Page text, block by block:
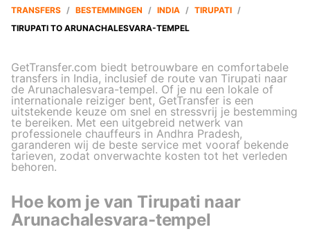
TRANSFERS / BESTEMMINGEN / INDIA / TIRUPATI /
TIRUPATI TO ARUNACHALESVARA-TEMPEL
GetTransfer.com biedt betrouwbare en comfortabele
transfers in India, inclusief de route van Tirupati naar
de Arunachalesvara-tempel. Of je nu een lokale of
internationale reiziger bent, GetTransfer is een
uitstekende keuze om snel en stressvrij je bestemming
te bereiken. Met een uitgebreid netwerk van
professionele chauffeurs in Andhra Pradesh,
garanderen wij de beste service met vooraf bekende
tarieven, zodat onverwachte kosten tot het verleden
behoren.
Hoe kom je van Tirupati naar
Arunachalesvara-tempel